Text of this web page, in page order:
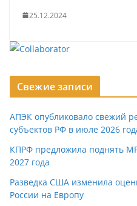
25.12.2024
Свежие записи
АПЭК опубликовало свежий
субъектов РФ в июле 2026
КПРФ предложила поднять
2027 года
Разведка США изменила
России на Европу